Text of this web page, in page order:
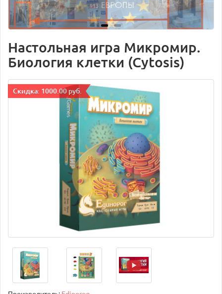
Настольная игра Микромир.
Биология клетки (Cytosis)
Cкидка: 1000.00 руб.